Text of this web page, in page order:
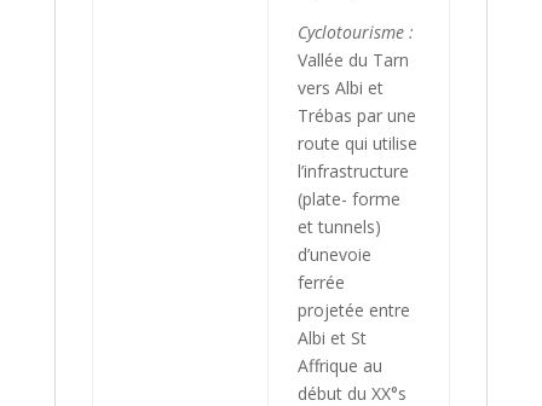
Cyclotourisme :
Vallée du Tarn
vers Albi et
Trébas par une
route qui utilise
l’infrastructure
(plate- forme
et tunnels)
d’unevoie
ferrée
projetée entre
Albi et St
Affrique au
début du XX°s